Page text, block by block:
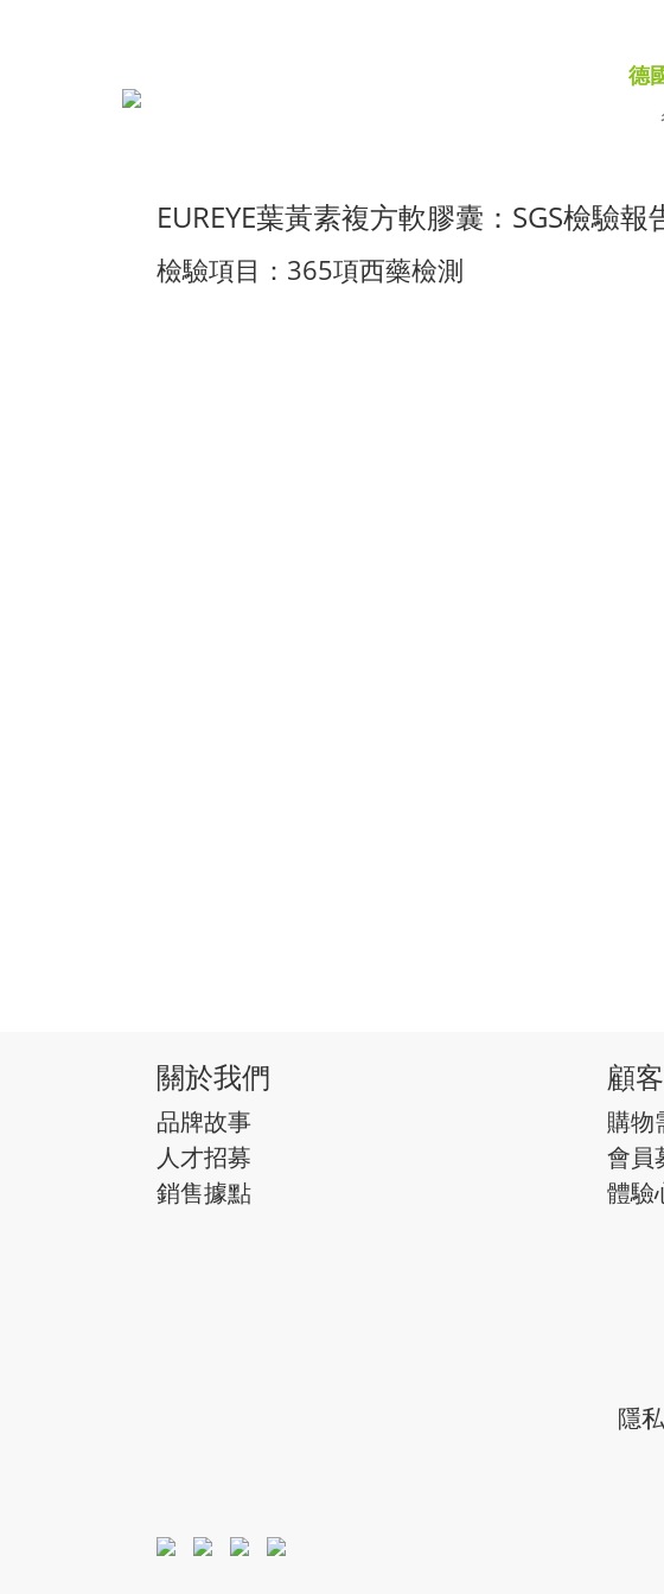
德
EUREYE葉黃素複方軟膠囊：SGS檢驗
檢驗項目：365項西藥檢測
關於我們
品牌故事
人才招募
銷售據點
顧
購物
會員
體驗
隱